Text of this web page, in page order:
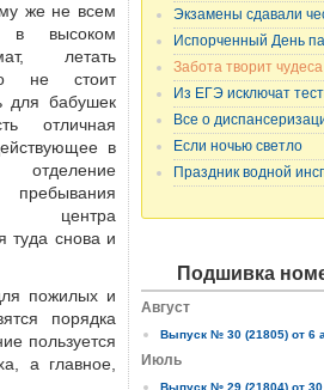
же не всем
в высоком
летать
не стоит
для бабушек
отличная
в
центра
туда снова и
пожилых и
порядка
пользуется
а главное,
Экзамены сдавали
Испорченный День
Забота творит чудеса
Из ЕГЭ исключат
Все о
Если ночью светло
Праздник водной
Подшивка
Август
Выпуск № 30 (21805) от 6
Июль
Выпуск № 29 (21804) от 30